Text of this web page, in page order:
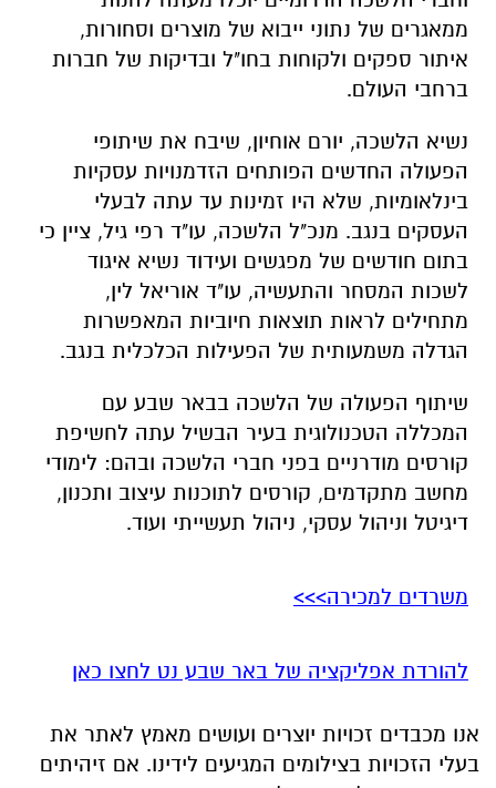
נשיא הלשכה, יורם אוחיון, שיבח את שיתופי
הפעולה החדשים הפותחים הזדמנויות עסקיות
בינלאומיות, שלא היו זמינות עד עתה לבעלי
בתום חודשים של מפגשים ועידוד נשיא איגוד
לשכות המסחר והתעשיה, עו"ד אוריאל לין,
מתחילים לראות תוצאות חיוביות המאפשרות
הגדלה משמעותית של הפעילות הכלכלית בנגב.
שיתוף הפעולה של הלשכה בבאר שבע עם
המכללה הטכנולוגית בעיר הבשיל עתה לחשיפת
קורסים מודרניים בפני חברי הלשכה ובהם: לימודי
דיגיטל וניהול עסקי, ניהול תעשייתי ועוד.
משרדים למכירה>>>
בפרסומינו צילום שיש לכם זכויות בו, אתם רשאים
כתובת המייל:ram@isnet.co.il